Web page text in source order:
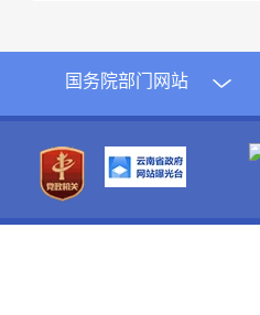
国务院部门网站